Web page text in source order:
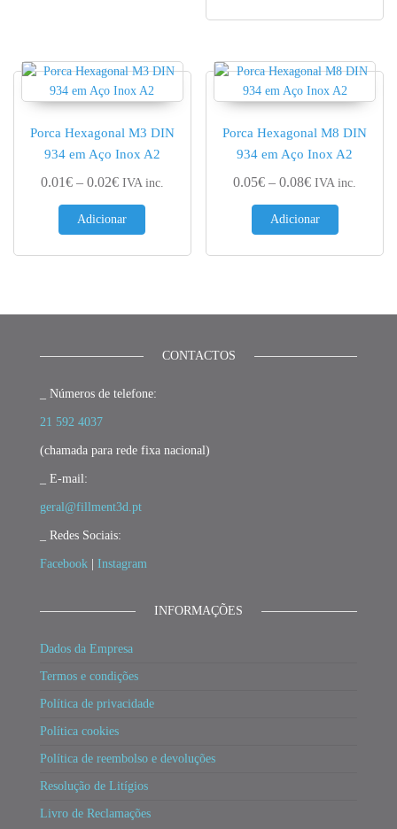
Porca Hexagonal M3 DIN
934 em Aço Inox A2
0.01€ – 0.02€Price range: 0.01€ through 0.02€
IVA inc.
Adicionar
Porca Hexagonal M8 DIN
934 em Aço Inox A2
0.05€ – 0.08€Price range:
IVA inc.
Adicionar
CONTACTOS
_ Números de telefone:
21 592 4037
(chamada para rede fixa nacional)
_ E-mail:
geral@fillment3d.pt
_ Redes Sociais:
Facebook Instagram
INFORMAÇÕES
Dados da Empresa
Termos e condições
Política de privacidade
Política cookies
Política de reembolso e devoluções
Resolução de Litígios
Livro de Reclamações